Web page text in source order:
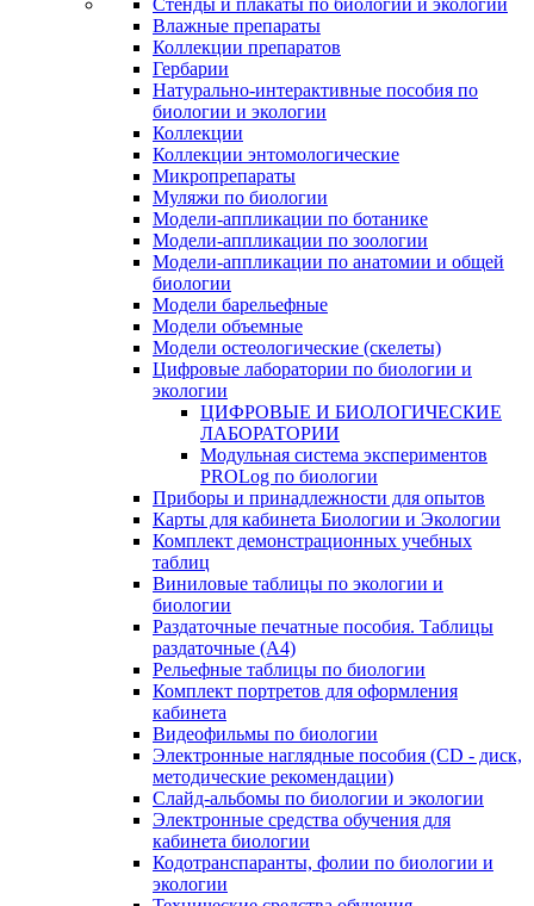
Стенды и плакаты по биологии и экологии
Влажные препараты
Коллекции препаратов
Гербарии
Натурально-интерактивные пособия по
биологии и экологии
Коллекции
Коллекции энтомологические
Микропрепараты
Муляжи по биологии
Модели-аппликации по ботанике
Модели-аппликации по зоологии
Модели-аппликации по анатомии и общей
биологии
Модели барельефные
Модели объемные
Модели остеологические (скелеты)
Цифровые лаборатории по биологии и
экологии
ЦИФРОВЫЕ И БИОЛОГИЧЕСКИЕ
ЛАБОРАТОРИИ
Модульная система экспериментов
PROLog по биологии
Приборы и принадлежности для опытов
Карты для кабинета Биологии и Экологии
Комплект демонстрационных учебных
таблиц
Виниловые таблицы по экологии и
биологии
Раздаточные печатные пособия. Таблицы
раздаточные (А4)
Рельефные таблицы по биологии
Комплект портретов для оформления
кабинета
Видеофильмы по биологии
Электронные наглядные пособия (CD - диск,
методические рекомендации)
Слайд-альбомы по биологии и экологии
Электронные средства обучения для
кабинета биологии
Кодотранспаранты, фолии по биологии и
экологии